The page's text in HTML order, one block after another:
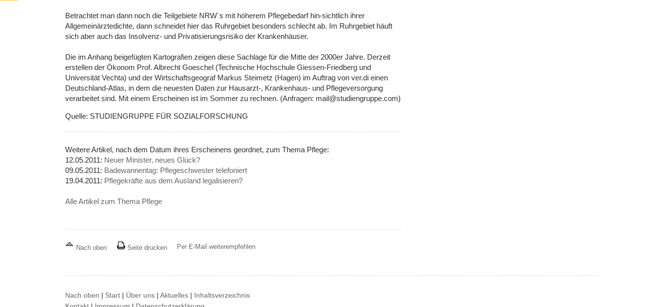
Betrachtet man dann noch die Teilgebiete NRW´s mit höherem Pflegebedarf hin-sichtlich ihrer
Allgemeinärztedichte, dann schneidet hier das Ruhrgebiet besonders schlecht ab. Im Ruhrgebiet häuft
sich aber auch das Insolvenz- und Privatisierungsrisiko der Krankenhäuser.
Die im Anhang beigefügten Kartografien zeigen diese Sachlage für die Mitte der 2000er Jahre. Derzeit
erstellen der Ökonom Prof. Albrecht Goeschel (Technische Hochschule Giessen-Friedberg und
Universität Vechta) und der Wirtschaftsgeograf Markus Steimetz (Hagen) im Auftrag von ver.di einen
Deutschland-Atlas, in dem die neuesten Daten zur Hausarzt-, Krankenhaus- und Pflegeversorgung
verarbeitet sind. Mit einem Erscheinen ist im Sommer zu rechnen. (Anfragen: mail@studiengruppe.com)
Quelle: STUDIENGRUPPE FÜR SOZIALFORSCHUNG
Weitere Artikel, nach dem Datum ihres Erscheinens geordnet, zum Thema Pflege:
12.05.2011: Neuer Minister, neues Glück?
09.05.2011: Badewannentag: Pflegeschwester telefoniert
19.04.2011: Pflegekräfte aus dem Ausland legalisieren?
Alle Artikel zum Thema Pflege
Nach oben Seite drucken Per E-Mail weiterempfehlen
Nach oben | Start | Über uns | Aktuelles | Inhaltsverzeichnis